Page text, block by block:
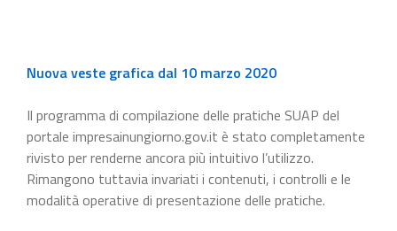
Nuova veste grafica dal 10 marzo 2020
Il programma di compilazione delle pratiche SUAP del
portale impresainungiorno.gov.it è stato completamente
rivisto per renderne ancora più intuitivo l’utilizzo.
Rimangono tuttavia invariati i contenuti, i controlli e le
modalità operative di presentazione delle pratiche.